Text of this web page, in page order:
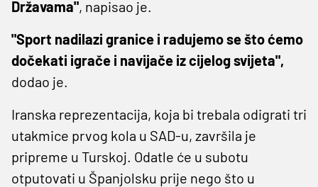
Državama", napisao je.
"Sport nadilazi granice i radujemo se što ćemo
dočekati igrače i navijače iz cijelog svijeta",
dodao je.
Iranska reprezentacija, koja bi trebala odigrati tri
utakmice prvog kola u SAD-u, završila je
pripreme u Turskoj. Odatle će u subotu
otputovati u Španjolsku prije nego što u